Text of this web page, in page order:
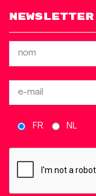
Newsletter
FR NL